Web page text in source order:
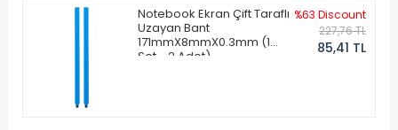
Notebook Ekran Çift Taraflı
Uzayan Bant
171mmX8mmX0.3mm (1
Set - 2 Adet)
%63 Discount
227,76 TL
85,41 TL